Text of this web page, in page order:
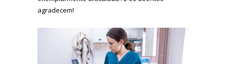
agradecem!